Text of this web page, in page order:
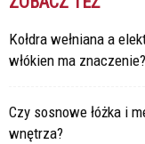
Kołdra wełniana a
włókien ma znaczenie?
Czy sosnowe łóżka i
wnętrza?